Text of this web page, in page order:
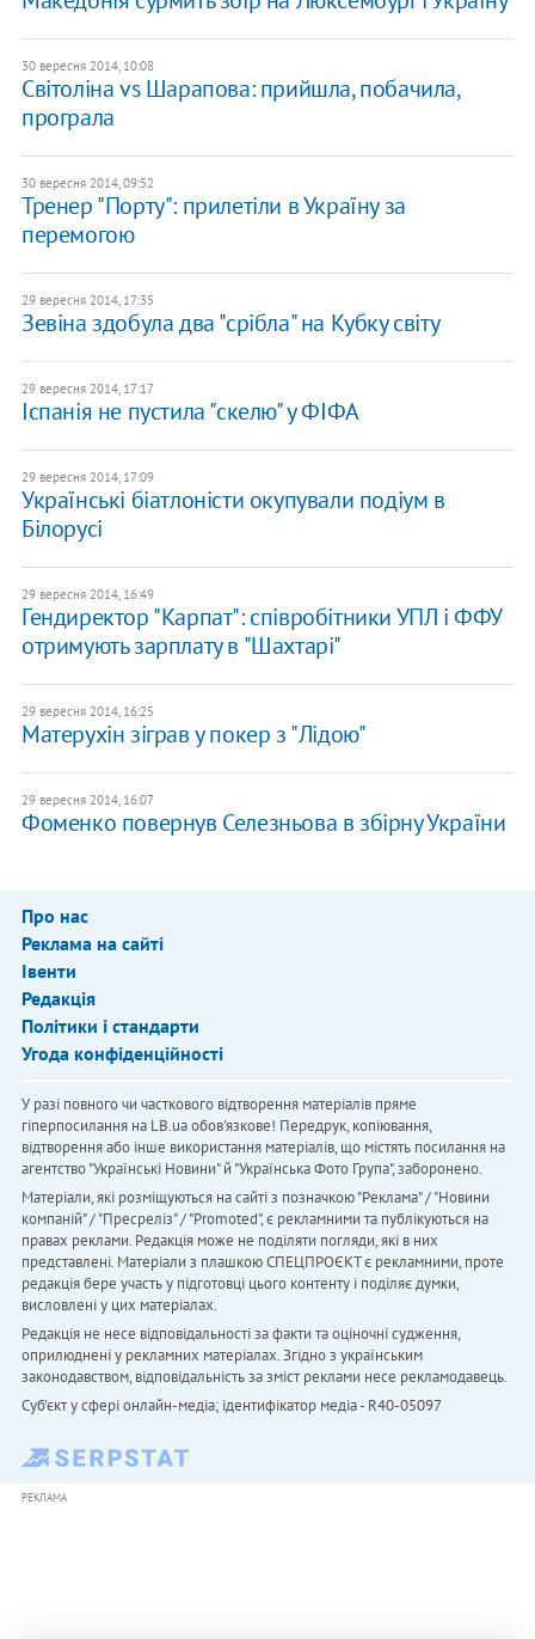
30 вересня 2014, 10:08
Світоліна vs Шарапова: прийшла, побачила,
програла
30 вересня 2014, 09:52
Тренер "Порту": прилетіли в Україну за
перемогою
29 вересня 2014, 17:35
Зевіна здобула два "срібла" на Кубку світу
29 вересня 2014, 17:17
Іспанія не пустила "скелю" у ФІФА
29 вересня 2014, 17:09
Українські біатлоністи окупували подіум в
Білорусі
29 вересня 2014, 16:49
Гендиректор "Карпат": співробітники УПЛ і ФФУ
отримують зарплату в "Шахтарі"
29 вересня 2014, 16:25
Матерухін зіграв у покер з "Лідою"
29 вересня 2014, 16:07
Фоменко повернув Селезньова в збірну України
Про нас
Реклама на сайті
Івенти
Редакція
Політики і стандарти
Угода конфіденційності
У разі повного чи часткового відтворення матеріалів пряме
гіперпосилання на LB.ua обов'язкове! Передрук, копіювання,
відтворення або інше використання матеріалів, що містять посилання на
агентство "Українськi Новини" й "Українська Фото Група", заборонено.
Матеріали, які розміщуються на сайті з позначкою "Реклама" / "Новини
компаній" / "Пресреліз" / "Promoted", є рекламними та публікуються на
правах реклами. Редакція може не поділяти погляди, які в них
представлені. Матеріали з плашкою СПЕЦПРОЄКТ є рекламними, проте
редакція бере участь у підготовці цього контенту і поділяє думки,
висловлені у цих матеріалах.
Редакція не несе відповідальності за факти та оціночні судження,
оприлюднені у рекламних матеріалах. Згідно з українським
законодавством, відповідальність за зміст реклами несе рекламодавець.
Cуб'єкт у сфері онлайн-медіа; ідентифікатор медіа - R40-05097
РЕКЛАМА